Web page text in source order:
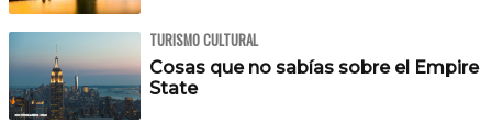
TURISMO CULTURAL
Cosas que no sabías sobre el Empire
State